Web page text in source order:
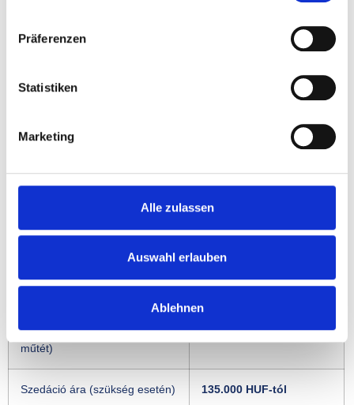
Präferenzen
Statistiken
Marketing
Alle zulassen
Auswahl erlauben
Ablehnen
Ingyenes
Foghúzás ára (sebészeti) 58.000 HUF-tól
Foghúzás ára (bölcsességfog
műtét)
58.000 HUF-tól
Szedáció ára (szükség esetén) 135.000 HUF-tól